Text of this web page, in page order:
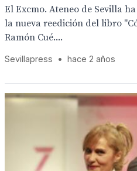
El Excmo. Ateneo de Sevilla
la nueva reedición del libro
Ramón Cué....
Sevillapress • hace 2 años